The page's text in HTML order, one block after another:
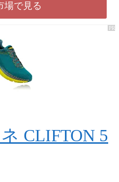
場で見る
CLIFTON 5